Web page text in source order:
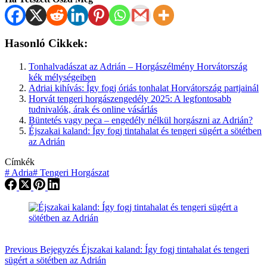
Hasonló Cikkek:
Tonhalvadászat az Adrián – Horgászélmény Horvátország
kék mélységeiben
Adriai kihívás: Így fogj óriás tonhalat Horvátország partjainál
Horvát tengeri horgászengedély 2025: A legfontosabb
tudnivalók, árak és online vásárlás
Büntetés vagy peca – engedély nélkül horgászni az Adrián?
Éjszakai kaland: Így fogj tintahalat és tengeri sügért a sötétben
az Adrián
Címkék
# Adria# Tengeri Horgászat
Previous Bejegyzés Éjszakai kaland: Így fogj tintahalat és tengeri
sügért a sötétben az Adrián